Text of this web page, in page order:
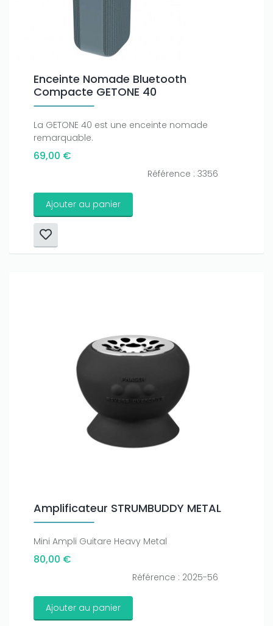
Enceinte Nomade Bluetooth
Compacte GETONE 40
La GETONE 40 est une enceinte nomade
remarquable.
69,00 €
Référence : 3356
Ajouter au panier
Amplificateur STRUMBUDDY METAL
Mini Ampli Guitare Heavy Metal
80,00 €
Référence : 2025-56
Ajouter au panier